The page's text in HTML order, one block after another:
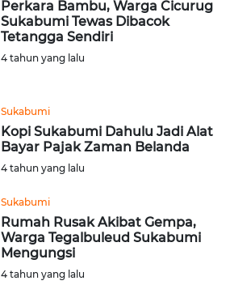
Perkara Bambu, Warga Cicurug
Sukabumi Tewas Dibacok
Tetangga Sendiri
4 tahun yang lalu
Sukabumi
Kopi Sukabumi Dahulu Jadi Alat
Bayar Pajak Zaman Belanda
4 tahun yang lalu
Sukabumi
Rumah Rusak Akibat Gempa,
Warga Tegalbuleud Sukabumi
Mengungsi
4 tahun yang lalu